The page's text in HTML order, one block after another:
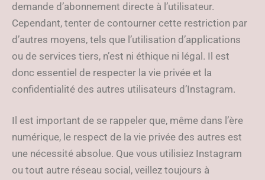
demande d’abonnement directe à l’utilisateur.
Cependant, tenter de contourner cette restriction par
d’autres moyens, tels que l’utilisation d’applications
ou de services tiers, n’est ni éthique ni légal. Il est
donc essentiel de respecter la vie privée et la
confidentialité des autres utilisateurs d’Instagram.
Il est important de se rappeler que, même dans l’ère
numérique, le respect de la vie privée des autres est
une nécessité absolue. Que vous utilisiez Instagram
ou tout autre réseau social, veillez toujours à